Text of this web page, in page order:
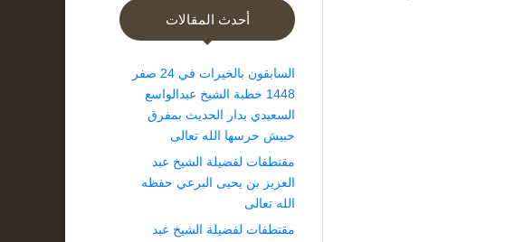
أحدث المقالات
السابقون بالخيرات في 24 صفر
1448 خطبة الشيخ عبدالواسع
السعيدي بدار الحديث بمفرق
حبيش حرسها الله تعالى
مقتطفات لفضيلة الشيخ عبد
العزيز بن يحيى البرعي حفظه
الله تعالى
مقتطفات لفضيلة الشيخ عبد